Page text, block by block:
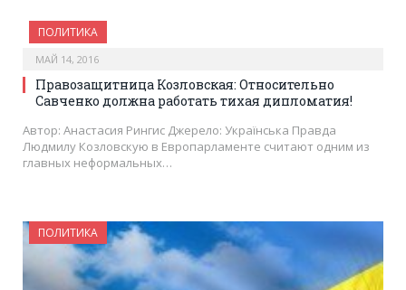
ПОЛИТИКА
МАЙ 14, 2016
Правозащитница Козловская: Относительно
Савченко должна работать тихая дипломатия!
Автор: Анастасия Рингис Джерело: Українська Правда
Людмилу Козловскую в Европарламенте считают одним из
главных неформальных…
ПОЛИТИКА